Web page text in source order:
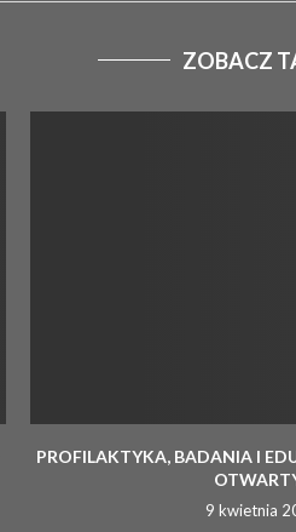
ZOBACZ
PROFILAKTYKA, BADANIA I
9 kwietnia